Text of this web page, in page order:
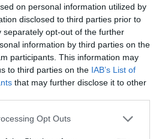
on personal information utilized by
disclosed to third parties prior to
separately opt-out of the further
information by third parties on the
participants. This information may
to third parties on the IAB’s List of
that may further disclose it to other
Opt Outs
στην Ελλάδα η επιχειρηματική
ένα… φιλικό χτύπημα στην πλάτη
όταν τα πράγματα πάνε καλά, αλλά
αρχίζουν τα «βάλτε πλάτη» και
η δουλειά, το «πακέτο σωτηρίας»
έρχεται και η ευθύνη
. Ο